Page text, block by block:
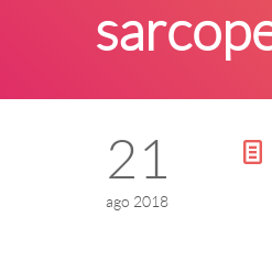
21
ago 2018
g